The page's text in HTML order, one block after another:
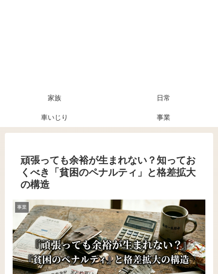
家族 日常
車いじり 事業
頑張っても余裕が生まれない？知ってお
くべき「貧困のペナルティ」と格差拡大
の構造
事業